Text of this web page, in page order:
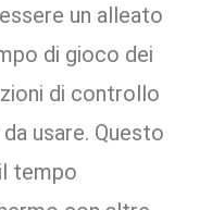
un alleato
di gioco dei
di controllo
usare. Questo
tempo